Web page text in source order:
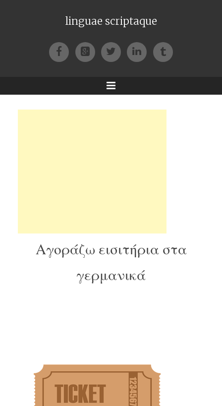
linguae scriptaque
FacebookGoogle+TwitterLinkedIn
Tumblr
Menu
Αγοράζω εισιτήρια στα
γερμανικά